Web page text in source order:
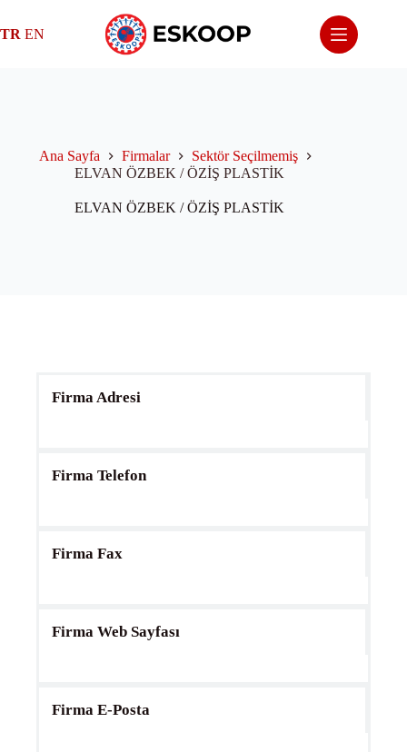
content
TR EN
Ana Sayfa Firmalar
Sektör Seçilmemiş
ELVAN ÖZBEK / ÖZİŞ PLASTİK
ELVAN ÖZBEK / ÖZİŞ PLASTİK
Firma Adresi
Firma Telefon
Firma Fax
Firma Web Sayfası
Firma E-Posta